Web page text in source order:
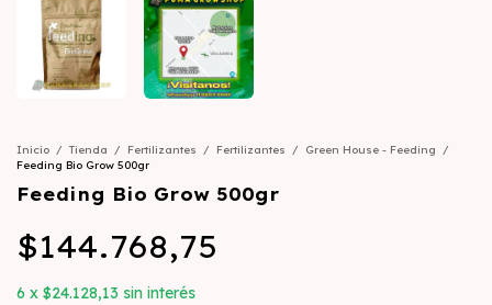
Inicio / Tienda / Fertilizantes / Fertilizantes / Green House - Feeding
/
Feeding Bio Grow 500gr
Feeding Bio Grow 500gr
$144.768,75
6 x $24.128,13 sin interés